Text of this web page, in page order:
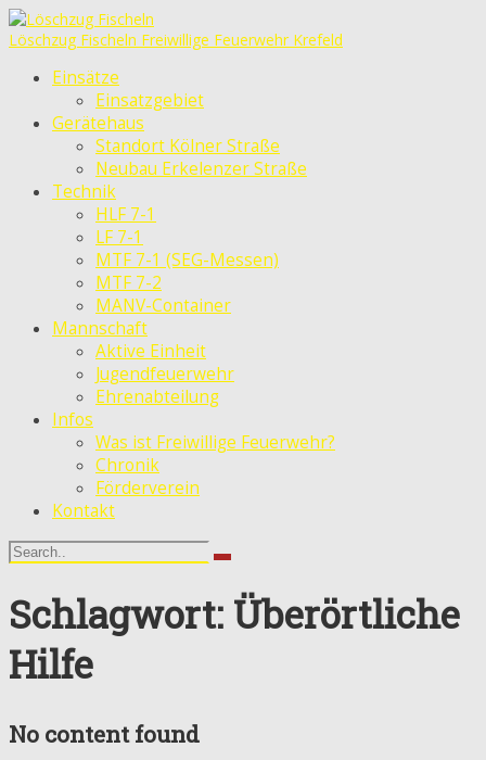
Löschzug Fischeln Freiwillige Feuerwehr Krefeld
Einsätze
Einsatzgebiet
Gerätehaus
Standort Kölner Straße
Neubau Erkelenzer Straße
Technik
HLF 7-1
LF 7-1
MTF 7-1 (SEG-Messen)
MTF 7-2
MANV-Container
Mannschaft
Aktive Einheit
Jugendfeuerwehr
Ehrenabteilung
Infos
Was ist Freiwillige Feuerwehr?
Chronik
Förderverein
Kontakt
Schlagwort: Überörtliche
Hilfe
No content found